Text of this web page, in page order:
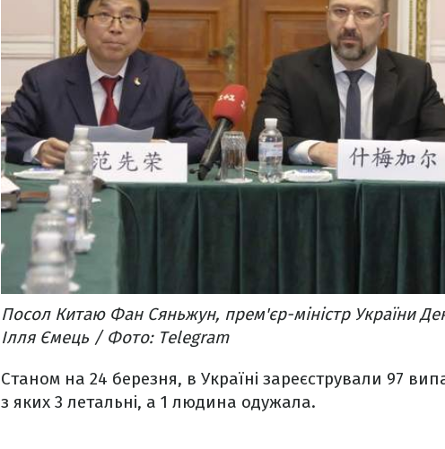
Посол Китаю Фан Сяньжун, прем'єр-міністр України
Ілля Ємець / Фото: Telegram
Станом на 24 березня, в Україні зареєстрували 97
з яких 3 летальні, а 1 людина одужала.